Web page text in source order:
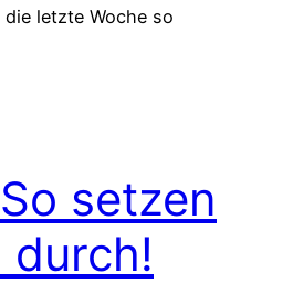
letzte Woche so
setzen
durch!